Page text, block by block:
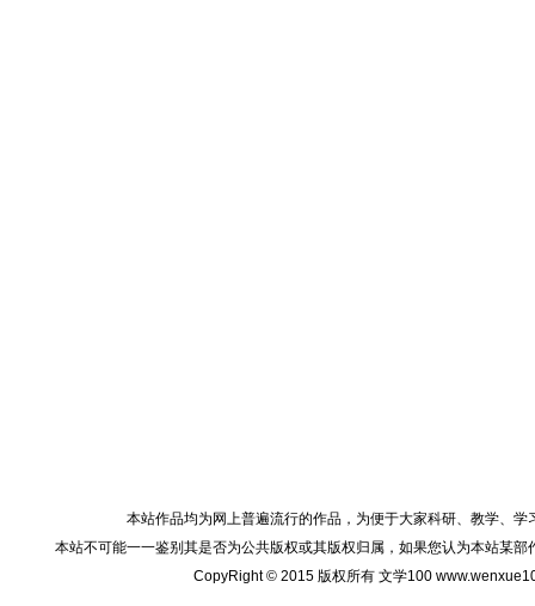
本站作品均为网上普遍流行的作品，为便于大家科研、教学、
本站不可能一一鉴别其是否为公共版权或其版权归属，如果您认为本站某
CopyRight © 2015 版权所有 文学100